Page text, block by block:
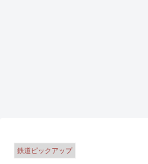
鉄道ピックアップ